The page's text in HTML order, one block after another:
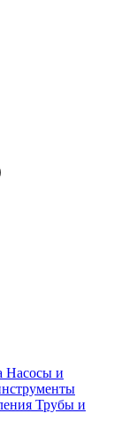
Насосы и
Трубы и